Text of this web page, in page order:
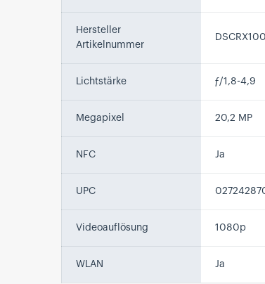
Hersteller
Artikelnummer
Lichtstärke ƒ/1,8-4,9
Megapixel 20,2 MP
NFC Ja
UPC
Videoauflösung 1080p
WLAN Ja